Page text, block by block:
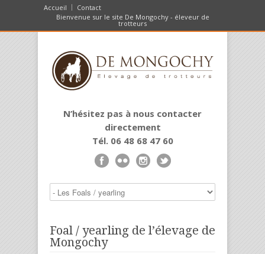
Accueil
Contact
Bienvenue sur le site De Mongochy - éleveur de
trotteurs
N’hésitez pas à nous contacter
directement
Tél. 06 48 68 47 60
Foal / yearling de l’élevage de
Mongochy